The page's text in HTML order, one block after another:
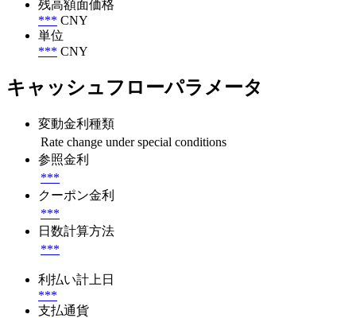
残高額面価格
*** CNY
単位
*** CNY
キャッシュフローパラメータ
変動金利種類
Rate change under special conditions
参照金利
***
クーポン金利
***
日数計算方法
***
利払い計上日
***
支払通貨